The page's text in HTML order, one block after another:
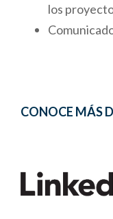
los
CONOCE MÁS